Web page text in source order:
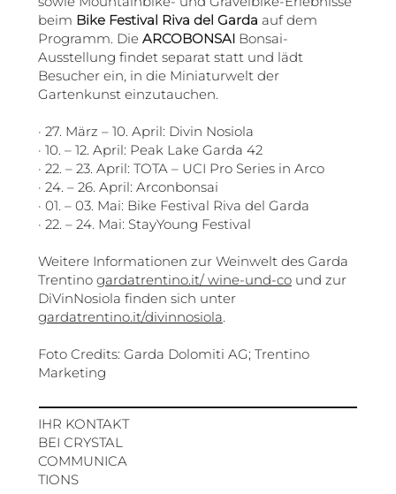
beim Bike Festival Riva del Garda auf dem
Programm. Die ARCOBONSAI Bonsai-
Ausstellung findet separat statt und lädt
Besucher ein, in die Miniaturwelt der
Gartenkunst einzutauchen.
· 27. März – 10. April: Divin Nosiola
· 10. – 12. April: Peak Lake Garda 42
· 22. – 23. April: TOTA – UCI Pro Series in Arco
· 24. – 26. April: Arconbonsai
· 01. – 03. Mai: Bike Festival Riva del Garda
· 22. – 24. Mai: StayYoung Festival
Weitere Informationen zur Weinwelt des Garda
Trentino gardatrentino.it/ wine-und-cound zur
DiVinNosiola finden sich unter
gardatrentino.it/divinnosiola.
Foto Credits: Garda Dolomiti AG; Trentino
Marketing
IHR KONTAKT
BEI CRYSTAL
COMMUNICA
TIONS